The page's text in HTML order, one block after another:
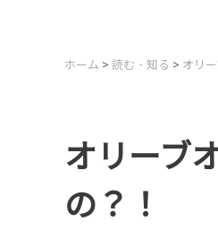
ホーム > 読む・知る > オリ
オリーブ
の？！